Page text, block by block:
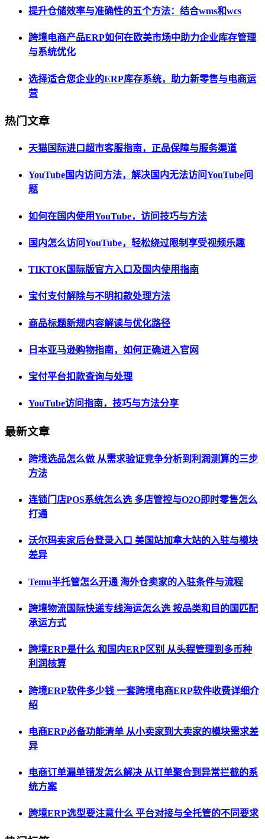
提升仓储效率与准确性的五个方法：结合wms和wcs
跨境电商产品ERP如何在欧美市场中助力企业库存管理
与系统优化
选择适合您企业的ERP库存系统，助力新零售与电商运
营
热门文章
天猫国际进口超市客服指南，正品保障与服务渠道
YouTube国内访问方法，解决国内无法访问YouTube问
题
如何在国内使用YouTube，访问技巧与方法
国内怎么访问YouTube，轻松绕过限制享受视频乐趣
TIKTOK国际版官方入口及国内使用指南
宝付支付解除与不明扣款处理方法
商品标题新规内容解读与优化路径
日本亚马逊购物指南，如何正确进入官网
宝付平台扣款查询与处理
YouTube访问指南，技巧与方法分享
最新文章
跨境选品怎么做 从需求验证竞争分析到利润测算的三步
方法
连锁门店POS系统怎么选 多店管控与O2O即时零售怎么
打通
沃尔玛卖家后台登录入口 美国站加拿大站的入驻与模块
差异
Temu半托管怎么开通 海外仓卖家的入驻条件与流程
跨境物流国际快递专线海运怎么选 按品类和目的国匹配
承运方式
跨境ERP是什么 和国内ERP区别 从头程管理到多币种
利润核算
跨境ERP软件多少钱 一套跨境电商ERP软件收费详细介
绍
电商ERP必备功能清单 从小卖家到大卖家的模块需求差
异
电商订单漏单错发怎么解决 从订单聚合到异常拦截的系
统方案
跨境ERP选型要注意什么 平台对接与全托管的不同要求